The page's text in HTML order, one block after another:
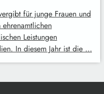
für junge Frauen und
Leistungen
In diesem Jahr ist die …